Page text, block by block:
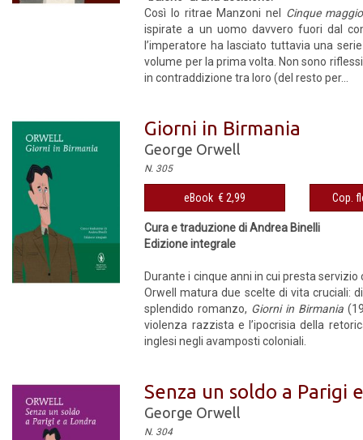
Così lo ritrae Manzoni nel
Cinque maggio
ispirate a un uomo davvero fuori dal
l’imperatore ha lasciato tuttavia una
volume per la prima volta. Non sono
in contraddizione tra loro (del resto per...
Giorni in Birmania
George Orwell
N. 305
eBook € 2,99 Cop.
Cura e traduzione di Andrea Binelli
Edizione integrale
Durante i cinque anni in cui presta
Orwell matura due scelte di vita cruciali:
splendido romanzo, Giorni in Birmania
violenza razzista e l’ipocrisia della
inglesi negli avamposti coloniali.
Senza un soldo a Parigi
George Orwell
N. 304